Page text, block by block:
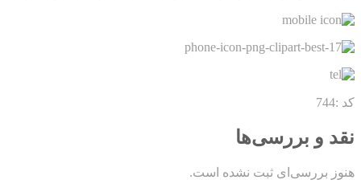
کد :744
نقد و بررسی‌ها
هنوز بررسی‌ای ثبت نشده است.